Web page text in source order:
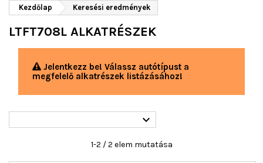
Kezdőlap Keresési eredmények
LTFT708L ALKATRÉSZEK
Jelentkezz be! Válassz autótípust a
megfelelő alkatrészek listázásához!

1-2 / 2 elem mutatása